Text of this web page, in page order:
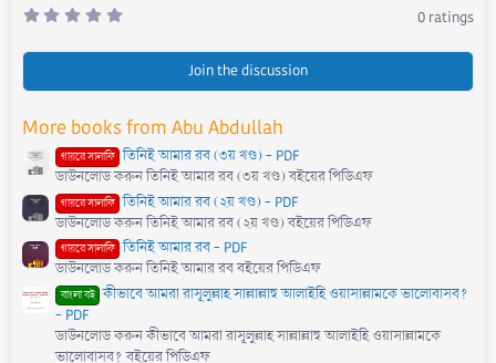
0
0
(
s
)
0 ratings
Join the discussion
More books from Abu Abdullah
গায়রে সালাফি তিনিই আমার রব (৩য় খণ্ড) - PDF
ডাউনলোড করুন তিনিই আমার রব (৩য় খণ্ড) বইয়ের পিডিএফ
গায়রে সালাফি তিনিই আমার রব (২য় খণ্ড) - PDF
ডাউনলোড করুন তিনিই আমার রব (২য় খণ্ড) বইয়ের পিডিএফ
গায়রে সালাফি তিনিই আমার রব - PDF
ডাউনলোড করুন তিনিই আমার রব বইয়ের পিডিএফ
বাংলা বই কীভাবে আমরা রাসূলুল্লাহ সাল্লাল্লাহু আলাইহি ওয়াসাল্লামকে ভালোবাসব?
- PDF
ডাউনলোড করুন কীভাবে আমরা রাসূলুল্লাহ সাল্লাল্লাহু আলাইহি ওয়াসাল্লামকে
ভালোবাসব? বইয়ের পিডিএফ